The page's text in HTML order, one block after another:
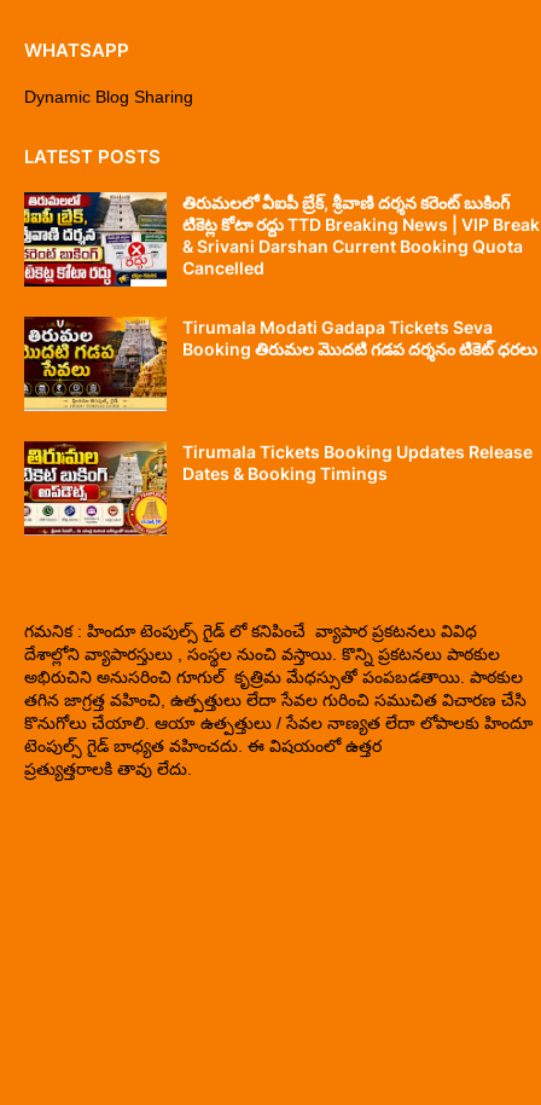
WHATSAPP
Dynamic Blog Sharing
LATEST POSTS
తిరుమలలో వీఐపీ బ్రేక్, శ్రీవాణి దర్శన కరెంట్ బుకింగ్
టికెట్ల కోటా రద్దు TTD Breaking News | VIP Break
& Srivani Darshan Current Booking Quota
Cancelled
Tirumala Modati Gadapa Tickets Seva
Booking తిరుమల మొదటి గడప దర్శనం టికెట్ ధరలు
Tirumala Tickets Booking Updates Release
Dates & Booking Timings
గమనిక : హిందూ టెంపుల్స్ గైడ్ లో కనిపించే వ్యాపార ప్రకటనలు వివిధ
దేశాల్లోని వ్యాపారస్తులు , సంస్థల నుంచి వస్తాయి. కొన్ని ప్రకటనలు పాఠకుల
అభిరుచిని అనుసరించి గూగుల్ కృత్రిమ మేధస్సుతో పంపబడతాయి. పాఠకుల
తగిన జాగ్రత్త వహించి, ఉత్పత్తులు లేదా సేవల గురించి సముచిత విచారణ చేసి
కొనుగోలు చేయాలి. ఆయా ఉత్పత్తులు / సేవల నాణ్యత లేదా లోపాలకు హిందూ
టెంపుల్స్ గైడ్ బాధ్యత వహించదు. ఈ విషయంలో ఉత్తర
ప్రత్యుత్తరాలకి తావు లేదు.